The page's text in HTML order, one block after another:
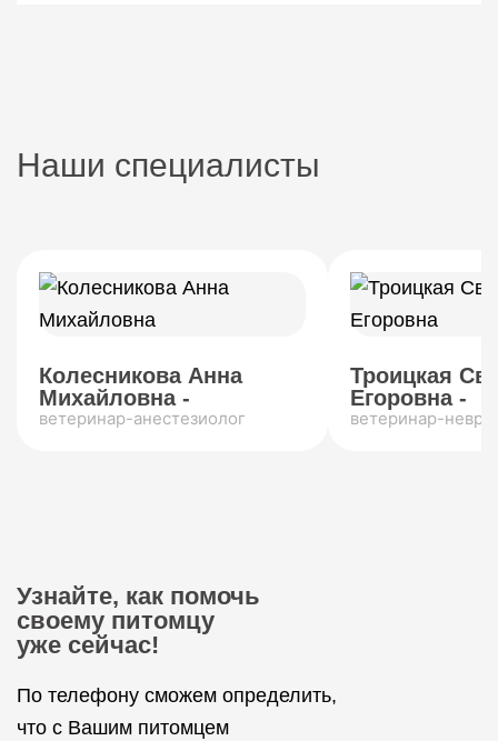
Наши специалисты
Колесникова Анна
Михайловна -
ветеринар-анестезиолог
Троицкая
Егоровна -
ветеринар-
Узнайте, как помочь
своему питомцу
уже сейчас!
По телефону сможем определить,
что с Вашим питомцем